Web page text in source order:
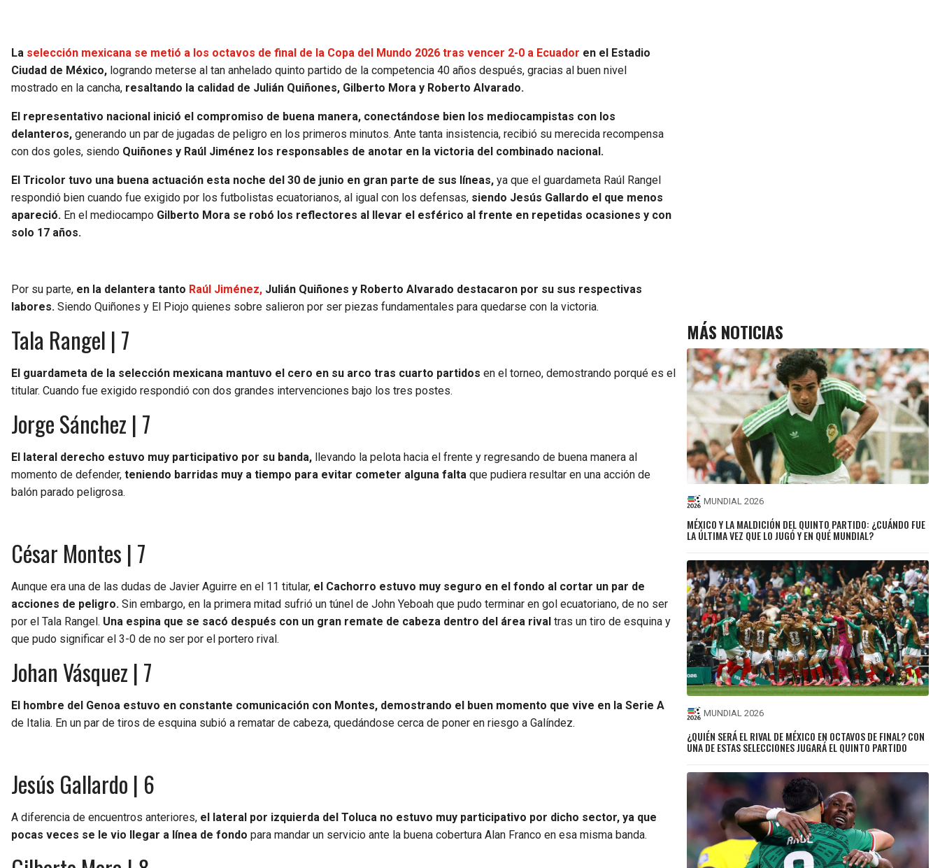
La selección mexicana se metió a los octavos de final de la Copa del Mundo 2026 tras vencer 2-0 a Ecuador en el Estadio
Ciudad de México, logrando meterse al tan anhelado quinto partido de la competencia 40 años después, gracias al buen nivel
mostrado en la cancha, resaltando la calidad de Julián Quiñones, Gilberto Mora y Roberto Alvarado.
El representativo nacional inició el compromiso de buena manera, conectándose bien los mediocampistas con los
delanteros, generando un par de jugadas de peligro en los primeros minutos. Ante tanta insistencia, recibió su merecida recompensa
con dos goles, siendo Quiñones y Raúl Jiménez los responsables de anotar en la victoria del combinado nacional.
El Tricolor tuvo una buena actuación esta noche del 30 de junio en gran parte de sus líneas, ya que el guardameta Raúl Rangel
respondió bien cuando fue exigido por los futbolistas ecuatorianos, al igual con los defensas, siendo Jesús Gallardo el que menos
apareció. En el mediocampo Gilberto Mora se robó los reflectores al llevar el esférico al frente en repetidas ocasiones y con
solo 17 años.
Por su parte, en la delantera tanto Raúl Jiménez, Julián Quiñones y Roberto Alvarado destacaron por su sus respectivas
labores. Siendo Quiñones y El Piojo quienes sobre salieron por ser piezas fundamentales para quedarse con la victoria.
Tala Rangel | 7
El guardameta de la selección mexicana mantuvo el cero en su arco tras cuarto partidos en el torneo, demostrando porqué es el
titular. Cuando fue exigido respondió con dos grandes intervenciones bajo los tres postes.
Jorge Sánchez | 7
El lateral derecho estuvo muy participativo por su banda, llevando la pelota hacia el frente y regresando de buena manera al
momento de defender, teniendo barridas muy a tiempo para evitar cometer alguna falta que pudiera resultar en una acción de
balón parado peligrosa.
César Montes | 7
Aunque era una de las dudas de Javier Aguirre en el 11 titular, el Cachorro estuvo muy seguro en el fondo al cortar un par de
acciones de peligro. Sin embargo, en la primera mitad sufrió un túnel de John Yeboah que pudo terminar en gol ecuatoriano, de no ser
por el Tala Rangel. Una espina que se sacó después con un gran remate de cabeza dentro del área rival tras un tiro de esquina y
que pudo significar el 3-0 de no ser por el portero rival.
Johan Vásquez | 7
El hombre del Genoa estuvo en constante comunicación con Montes, demostrando el buen momento que vive en la Serie A
de Italia. En un par de tiros de esquina subió a rematar de cabeza, quedándose cerca de poner en riesgo a Galíndez.
Jesús Gallardo | 6
A diferencia de encuentros anteriores, el lateral por izquierda del Toluca no estuvo muy participativo por dicho sector, ya que
pocas veces se le vio llegar a línea de fondo para mandar un servicio ante la buena cobertura Alan Franco en esa misma banda.
MÁS NOTICIAS
MUNDIAL 2026
MÉXICO Y LA MALDICIÓN DEL QUINTO PARTIDO: ¿CUÁNDO FUE
LA ÚLTIMA VEZ QUE LO JUGÓ Y EN QUÉ MUNDIAL?
MUNDIAL 2026
¿QUIÉN SERÁ EL RIVAL DE MÉXICO EN OCTAVOS DE FINAL? CON
UNA DE ESTAS SELECCIONES JUGARÁ EL QUINTO PARTIDO